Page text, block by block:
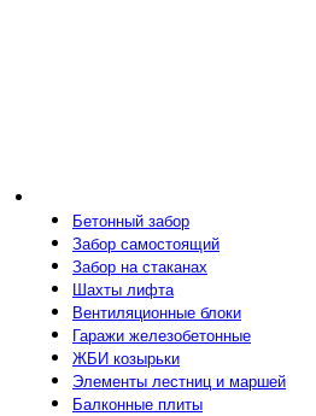
Бетонный забор
Забор самостоящий
Забор на стаканах
Шахты лифта
Вентиляционные блоки
Гаражи железобетонные
ЖБИ козырьки
Элементы лестниц и маршей
Балконные плиты